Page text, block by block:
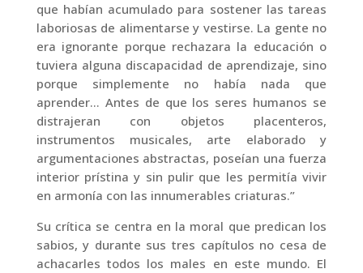
que habían acumulado para sostener las tareas
laboriosas de alimentarse y vestirse. La gente no
era ignorante porque rechazara la educación o
tuviera alguna discapacidad de aprendizaje, sino
porque simplemente no había nada que
aprender… Antes de que los seres humanos se
distrajeran con objetos placenteros,
instrumentos musicales, arte elaborado y
argumentaciones abstractas, poseían una fuerza
interior prístina y sin pulir que les permitía vivir
en armonía con las innumerables criaturas.”
Su crítica se centra en la moral que predican los
sabios, y durante sus tres capítulos no cesa de
achacarles todos los males en este mundo. El